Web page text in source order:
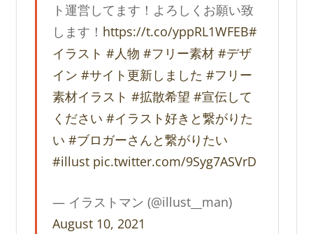
ト運営してます！よろしくお願い致
します！ https://t.co/yppRL1WFEB#
イラスト #人物 #フリー素材 #デザ
イン #サイト更新しました #フリー
素材イラスト #拡散希望 #宣伝して
ください #イラスト好きと繋がりた
い #ブロガーさんと繋がりたい
#illust pic.twitter.com/9Syg7ASVrD
— イラストマン (@illust__man)
August 10, 2021